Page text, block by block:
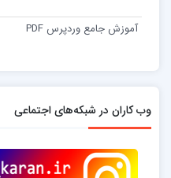
آموزش جامع وردپرس PDF
وب کاران در شبکه‌های اجتماعی